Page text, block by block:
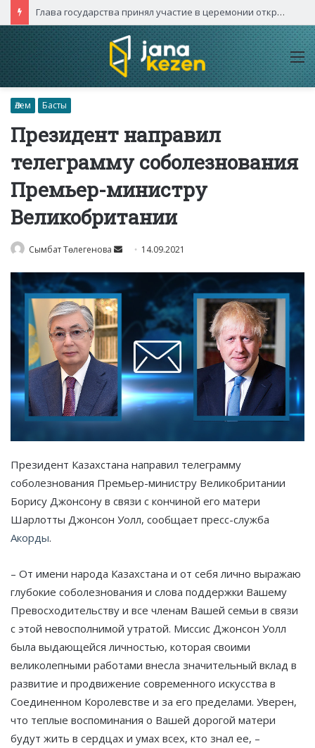
Глава государства принял участие в церемонии открытия международного турнира «Игры будущего – 2026»
Әлем Басты
Президент направил
телеграмму соболезнования
Премьер-министру
Великобритании
Сымбат Төлегенова
Send
email
14.09.2021
Президент Казахстана направил телеграмму
соболезнования Премьер-министру Великобритании
Борису Джонсону в связи с кончиной его матери
Шарлотты Джонсон Уолл, сообщает пресс-служба
Акорды.
– От имени народа Казахстана и от себя лично выражаю
глубокие соболезнования и слова поддержки Вашему
Превосходительству и все членам Вашей семьи в связи
с этой невосполнимой утратой. Миссис Джонсон Уолл
была выдающейся личностью, которая своими
великолепными работами внесла значительный вклад в
развитие и продвижение современного искусства в
Соединенном Королевстве и за его пределами. Уверен,
что теплые воспоминания о Вашей дорогой матери
будут жить в сердцах и умах всех, кто знал ее, –